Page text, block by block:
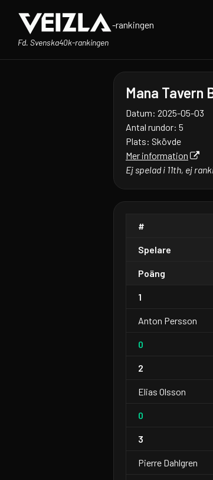
-rankingen
Fd. Svenska40k-rankingen
Mana Tavern
Datum: 2025-05-03
Antal rundor: 5
Plats: Skövde
Mer information
Ej spelad i 11th, ej
#
Spelare
Poäng
1
Anton Persson
0
2
Elias Olsson
0
3
Pierre Dahlgren